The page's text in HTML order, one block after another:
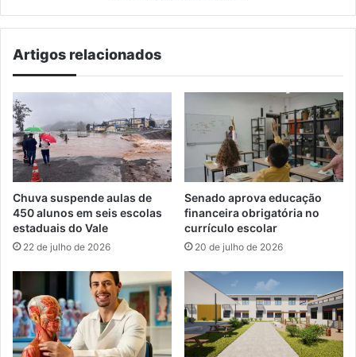
Artigos relacionados
Chuva suspende aulas de
450 alunos em seis escolas
estaduais do Vale
22 de julho de 2026
Senado aprova educação
financeira obrigatória no
currículo escolar
20 de julho de 2026